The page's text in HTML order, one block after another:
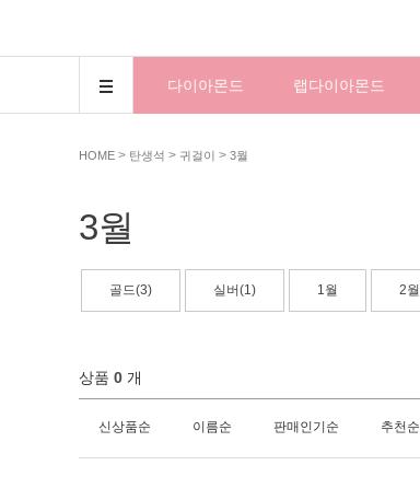
다이아몬드 랩다이아몬드
HOME > 탄생석 > 귀걸이 > 3월
3월
골드(3) 실버(1) 1월 2월
상품 0 개
신상품순 이름순 판매인기순 추천순